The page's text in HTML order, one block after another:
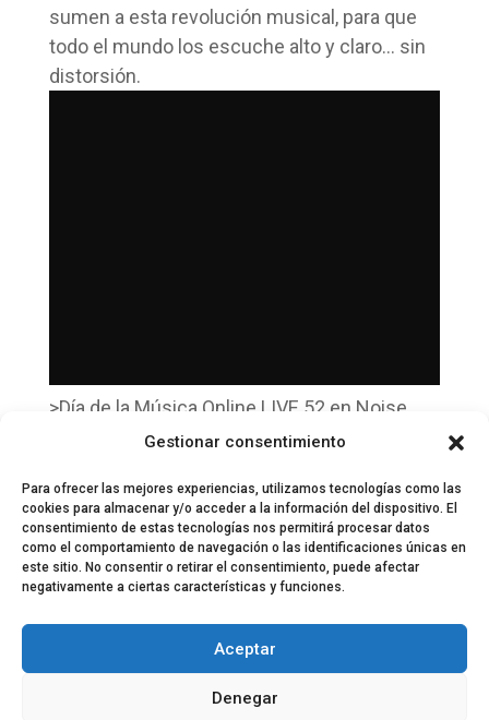
Gestionar consentimiento
Para ofrecer las mejores experiencias, utilizamos tecnologías como las
cookies para almacenar y/o acceder a la información del dispositivo. El
consentimiento de estas tecnologías nos permitirá procesar datos
como el comportamiento de navegación o las identificaciones únicas en
este sitio. No consentir o retirar el consentimiento, puede afectar
negativamente a ciertas características y funciones.
Aceptar
Denegar
sumen a esta revolución musical, para que
todo el mundo los escuche alto y claro… sin
distorsión.
>Día de la Música Online LIVE 52 en Noise
Equipo EPDLT Contacto